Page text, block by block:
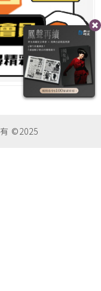
©2025